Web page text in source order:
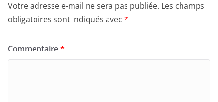
Votre adresse e-mail ne sera pas publiée. Les champs
obligatoires sont indiqués avec *
Commentaire*